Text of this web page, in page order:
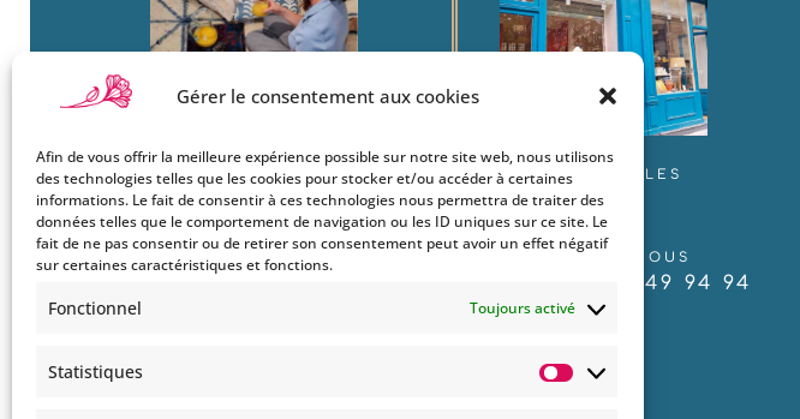
Gérer le consentement aux cookies
Afin de vous offrir la meilleure expérience possible sur notre site web, nous utilisons
des technologies telles que les cookies pour stocker et/ou accéder à certaines
informations. Le fait de consentir à ces technologies nous permettra de traiter des
données telles que le comportement de navigation ou les ID uniques sur ce site. Le
fait de ne pas consentir ou de retirer son consentement peut avoir un effet négatif
sur certaines caractéristiques et fonctions.
Fonctionnel Toujours activé
Statistiques
Statistiques
Boutique
Mon Compte
Le Style Bohemians
22 rue Charles
Baudelaire
75012 Paris
Contactez-nous
Tel : 06 60 49 94 94